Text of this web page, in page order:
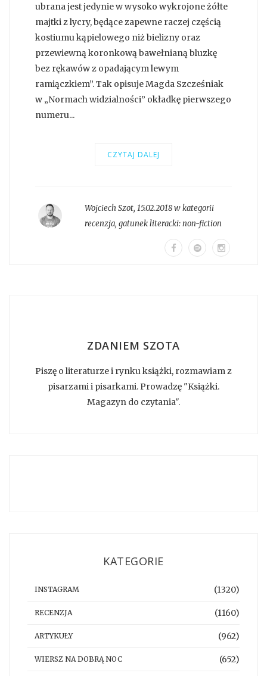
ubrana jest jedynie w wysoko wykrojone żółte
majtki z lycry, będące zapewne raczej częścią
kostiumu kąpielowego niż bielizny oraz
przewiewną koronkową bawełnianą bluzkę
bez rękawów z opadającym lewym
ramiączkiem”. Tak opisuje Magda Szcześniak
w „Normach widzialności” okładkę pierwszego
numeru...
CZYTAJ DALEJ
Wojciech Szot, 15.02.2018 w kategorii
recenzja, gatunek literacki:non-fiction
ZDANIEM SZOTA
Piszę o literaturze i rynku książki, rozmawiam z
pisarzami i pisarkami. Prowadzę "Książki.
Magazyn do czytania".
KATEGORIE
INSTAGRAM (1320)
RECENZJA (1160)
ARTYKUŁY (962)
WIERSZ NA DOBRĄ NOC (652)